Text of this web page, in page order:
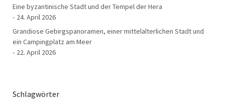
Eine byzantinische Stadt und der Tempel der Hera
24. April 2026
Grandiose Gebirgspanoramen, einer mittelalterlichen Stadt und
ein Campingplatz am Meer
22. April 2026
Schlagwörter